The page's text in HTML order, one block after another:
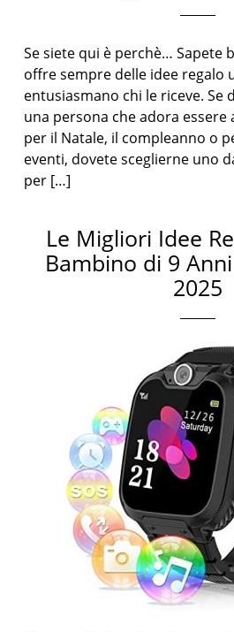
Se siete qui è perchè… Sapete
offre sempre delle idee regalo
entusiasmano chi le riceve. Se
una persona che adora essere
per il Natale, il compleanno o
eventi, dovete sceglierne uno
per […]
Le Migliori Idee
Bambino di 9
2025